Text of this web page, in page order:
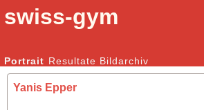
swiss-gym
Kunstturnen Männer | Kunstturnen Frauen
Portrait Resultate Bildarchiv
Yanis Epper